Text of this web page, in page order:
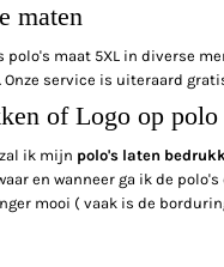
maten
polo's maat 5XL in diverse
Onze service is uiteraard
of Logo op polo
ik mijn polo's laten
en wanneer ga ik de
mooi ( vaak is de